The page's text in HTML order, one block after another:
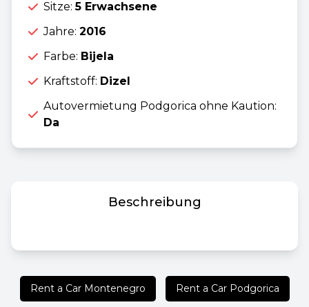
Sitze:5 Erwachsene
Jahre: 2016
Farbe: Bijela
Kraftstoff: Dizel
Autovermietung Podgorica ohne Kaution:
Da
Beschreibung
Rent a Car Montenegro Rent a Car Podgorica